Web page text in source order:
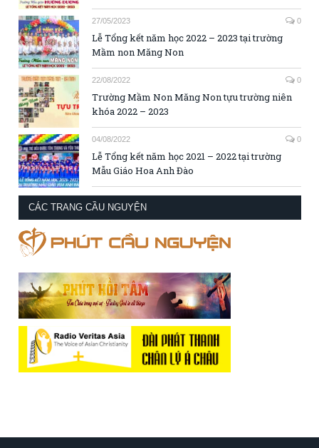
27/05/2023 0
Lễ Tổng kết năm học 2022 – 2023 tại trường
Mầm non Măng Non
22/08/2022 0
Trường Mầm Non Măng Non tựu trường niên
khóa 2022 – 2023
04/08/2022 0
Lễ Tổng kết năm học 2021 – 2022 tại trường
Mẫu Giáo Hoa Anh Đào
CÁC TRANG CẦU NGUYỆN